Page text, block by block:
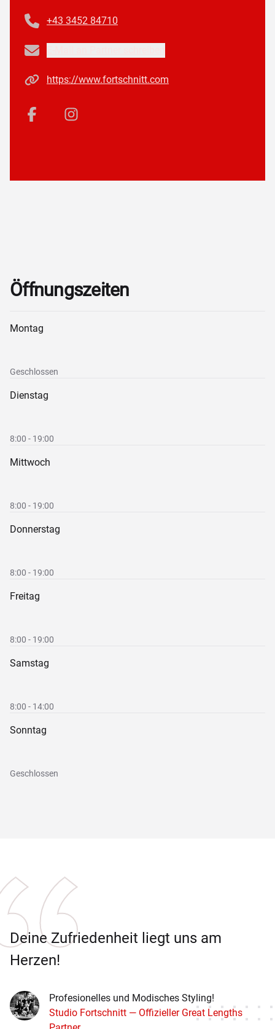
+43 3452 84710
Email
Homepagehttps://www.fortschnitt.com
FacebookInstagram
Öffnungszeiten
Montag
Geschlossen
Dienstag
8:00 - 19:00
Mittwoch
8:00 - 19:00
Donnerstag
8:00 - 19:00
Freitag
8:00 - 19:00
Samstag
8:00 - 14:00
Sonntag
Geschlossen
Deine Zufriedenheit liegt uns am
Herzen!
Profesionelles und Modisches Styling!
Studio Fortschnitt — Offizieller Great Lengths